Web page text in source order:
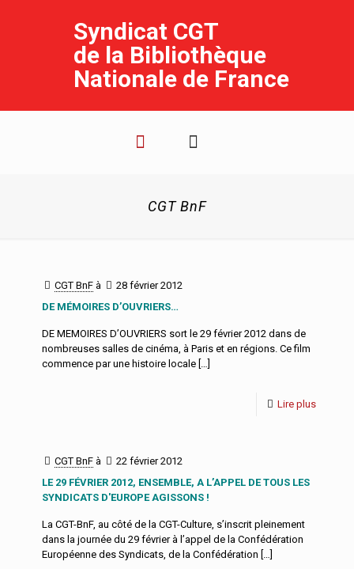
Syndicat CGT
de la Bibliothèque
Nationale de France
CGT BnF
CGT BnF à
28 février 2012
DE MÉMOIRES D’OUVRIERS…
DE MEMOIRES D’OUVRIERS sort le 29 février 2012 dans de
nombreuses salles de cinéma, à Paris et en régions. Ce film
commence par une histoire locale […]
Lire plus
CGT BnF à
22 février 2012
LE 29 FÉVRIER 2012, ENSEMBLE, A L’APPEL DE TOUS LES
SYNDICATS D'EUROPE AGISSONS !
La CGT-BnF, au côté de la CGT-Culture, s’inscrit pleinement
dans la journée du 29 février à l’appel de la Confédération
Européenne des Syndicats, de la Confédération […]